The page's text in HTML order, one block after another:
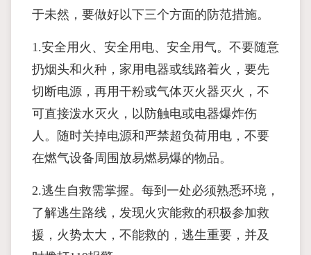
于未然，要做好以下三个方面的防范措施。
1.安全用火、安全用电、安全用气。不要随意
扔烟头和火种，家用电器或线路着火，要先
切断电源，再用干粉或气体灭火器灭火，不
可直接泼水灭火，以防触电或电器爆炸伤
人。随时关掉电源和严禁超负荷用电，不要
在燃气设备周围放易燃易爆的物品。
2.逃生自救需掌握。每到一处必须熟悉环境，
了解逃生路线，发现火灾能救的积极参加救
援，火势太大，不能救的，逃生重要，并及